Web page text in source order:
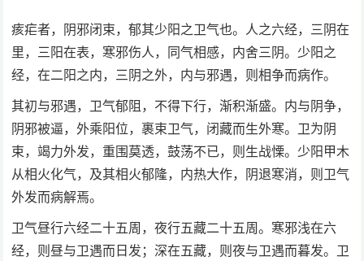
痎疟者，阴邪闭束，郁其少阳之卫气也。人之六经，三阴在
里，三阳在表，寒邪伤人，同气相感，内舍三阴。少阳之
经，在二阳之内，三阴之外，内与邪遇，则相争而病作。
其初与邪遇，卫气郁阻，不得下行，渐积渐盛。内与阴争，
阴邪被逼，外乘阳位，裹束卫气，闭藏而生外寒。卫为阴
束，竭力外发，重围莫透，鼓荡不已，则生战慄。少阳甲木
从相火化气，及其相火郁隆，内热大作，阴退寒消，则卫气
外发而病解焉。
卫气昼行六经二十五周，夜行五藏二十五周。寒邪浅在六
经，则昼与卫遇而日发；深在五藏，则夜与卫遇而暮发。卫